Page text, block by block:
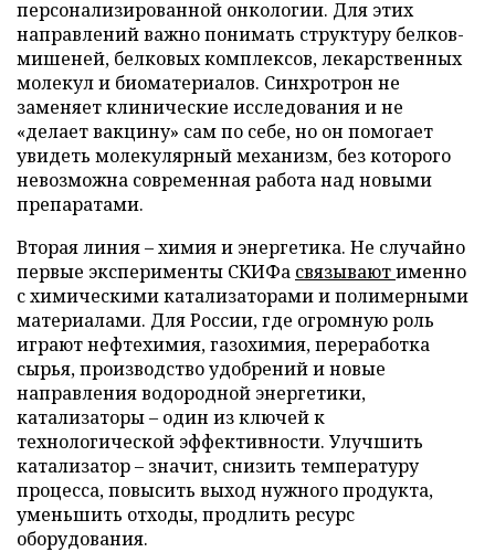
персонализированной онкологии. Для этих
направлений важно понимать структуру белков-
мишеней, белковых комплексов, лекарственных
молекул и биоматериалов. Синхротрон не
заменяет клинические исследования и не
«делает вакцину» сам по себе, но он помогает
увидеть молекулярный механизм, без которого
невозможна современная работа над новыми
препаратами.
Вторая линия – химия и энергетика. Не случайно
первые эксперименты СКИФа связываютименно
с химическими катализаторами и полимерными
материалами. Для России, где огромную роль
играют нефтехимия, газохимия, переработка
сырья, производство удобрений и новые
направления водородной энергетики,
катализаторы – один из ключей к
технологической эффективности. Улучшить
катализатор – значит, снизить температуру
процесса, повысить выход нужного продукта,
уменьшить отходы, продлить ресурс
оборудования.